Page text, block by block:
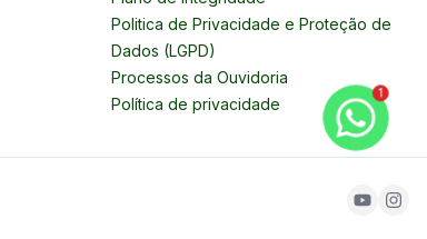
Politica de Privacidade e Proteção de
Dados (LGPD)
Processos da Ouvidoria
Política de privacidade
1